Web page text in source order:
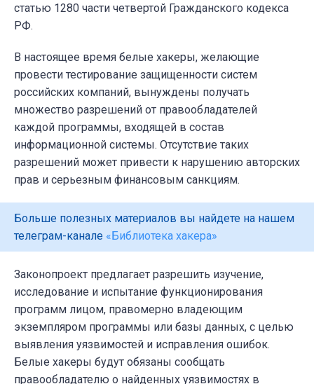
статью 1280 части четвертой Гражданского кодекса
РФ.
В настоящее время белые хакеры, желающие
провести тестирование защищенности систем
российских компаний, вынуждены получать
множество разрешений от правообладателей
каждой программы, входящей в состав
информационной системы. Отсутствие таких
разрешений может привести к нарушению авторских
прав и серьезным финансовым санкциям.
Больше полезных материалов вы найдете на нашем
телеграм-канале «Библиотека хакера»
Законопроект предлагает разрешить изучение,
исследование и испытание функционирования
программ лицом, правомерно владеющим
экземпляром программы или базы данных, с целью
выявления уязвимостей и исправления ошибок.
Белые хакеры будут обязаны сообщать
правообладателю о найденных уязвимостях в